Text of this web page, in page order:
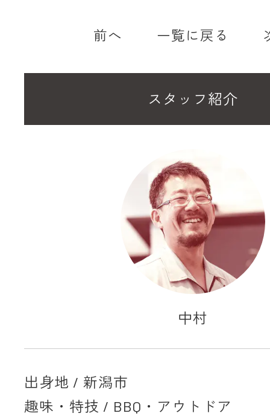
前へ 一覧に戻る
スタッフ紹介
中村
出身地 / 新潟市
趣味・特技 / BBQ・アウトドア